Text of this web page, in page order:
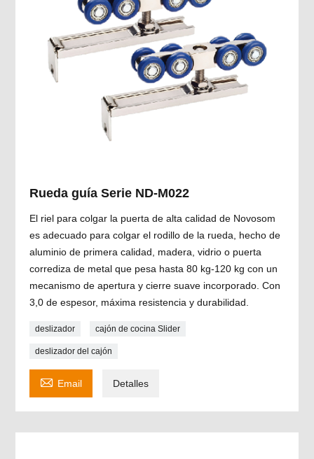
Rueda guía Serie ND-M022
El riel para colgar la puerta de alta calidad de Novosom
es adecuado para colgar el rodillo de la rueda, hecho de
aluminio de primera calidad, madera, vidrio o puerta
corrediza de metal que pesa hasta 80 kg-120 kg con un
mecanismo de apertura y cierre suave incorporado. Con
3,0 de espesor, máxima resistencia y durabilidad.
deslizador cajón de cocina Slider
deslizador del cajón
 Email Detalles